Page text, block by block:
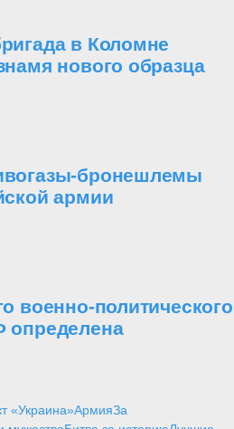
в Коломне
нового образца
бронешлемы
армии
военно-политического
определена
«Украина»АрмияЗа